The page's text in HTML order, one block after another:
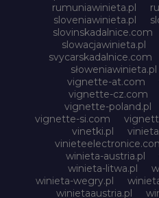
rumuniawinieta.pl
sloveniawinieta.pl
slovinskadalnice.com
slowacjawinieta.pl
svycarskadalnice.com
słoweniawinieta.pl
vignette-at.com
vignette-cz.com
vignette-poland.pl
vignette-si.com
vinetki.pl
winieta-austria.pl
winieta-litwa.pl
winieta-wegry.pl
winietaaustria.pl